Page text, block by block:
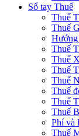
Sổ tay Thuế
Thuế
Thuế
Hướng
Thuế
Thuế
Thuế
Thuế
Thuế
Thuế
Thuế
Phí và
Thuế